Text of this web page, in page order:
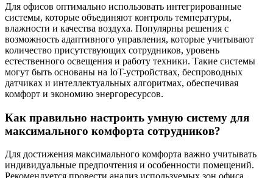
Для офисов оптимально использовать интегрированные
системы, которые объединяют контроль температуры,
влажности и качества воздуха. Популярны решения с
возможность адаптивного управления, которые учитывают
количество присутствующих сотрудников, уровень
естественного освещения и работу техники. Такие системы
могут быть основаны на IoT-устройствах, беспроводных
датчиках и интеллектуальных алгоритмах, обеспечивая
комфорт и экономию энергоресурсов.
Как правильно настроить умную систему для
максимального комфорта сотрудников?
Для достижения максимального комфорта важно учитывать
индивидуальные предпочтения и особенности помещений.